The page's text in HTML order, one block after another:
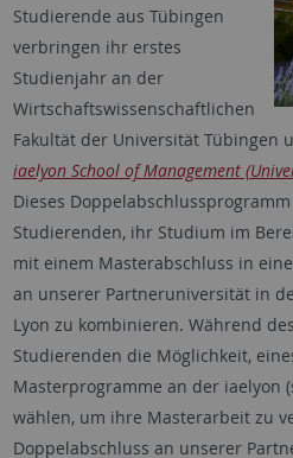
Studierende aus Tübingen
verbringen ihr erstes
Studienjahr an der
Wirtschaftswissenschaftlichen
Fakultät der Universität Tübingen
iaelyon School of Management
Dieses
Studierenden, ihr Studium im
mit einem Masterabschluss in
an unserer Partneruniversität in
Lyon zu kombinieren. Während
Studierenden die Möglichkeit,
Masterprogramme an der iaelyon
wählen, um ihre Masterarbeit zu
Doppelabschluss an unserer